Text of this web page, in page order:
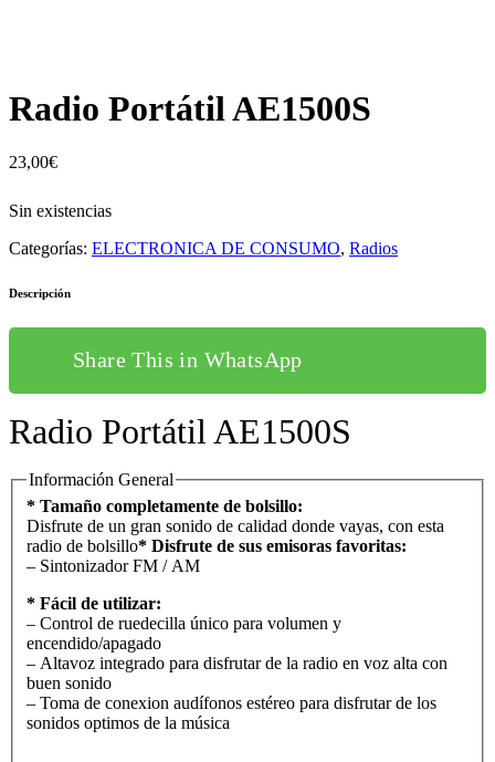
Radio Portátil AE1500S
23,00€
Sin existencias
Categorías: ELECTRONICA DE CONSUMO, Radios
Descripción
Share This in WhatsApp
Radio Portátil AE1500S
Información General
* Tamaño completamente de bolsillo:
Disfrute de un gran sonido de calidad donde vayas, con esta
radio de bolsillo* Disfrute de sus emisoras favoritas:
– Sintonizador FM / AM
* Fácil de utilizar:
– Control de ruedecilla único para volumen y
encendido/apagado
– Altavoz integrado para disfrutar de la radio en voz alta con
buen sonido
– Toma de conexion audífonos estéreo para disfrutar de los
sonidos optimos de la música